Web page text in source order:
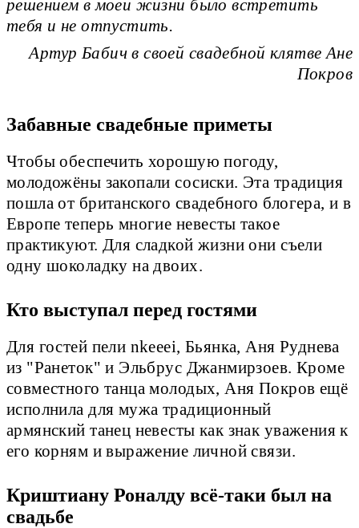
решением в моей жизни было встретить
тебя и не отпустить.
Артур Бабич в своей свадебной клятве Ане
Покров
Забавные свадебные приметы
Чтобы обеспечить хорошую погоду,
молодожёны закопали сосиски. Эта традиция
пошла от британского свадебного блогера, и в
Европе теперь многие невесты такое
практикуют. Для сладкой жизни они съели
одну шоколадку на двоих.
Кто выступал перед гостями
Для гостей пели nkeeei, Бьянка, Аня Руднева
из "Ранеток" и Эльбрус Джанмирзоев. Кроме
совместного танца молодых, Аня Покров ещё
исполнила для мужа традиционный
армянский танец невесты как знак уважения к
его корням и выражение личной связи.
Криштиану Роналду всё-таки был на
свадьбе